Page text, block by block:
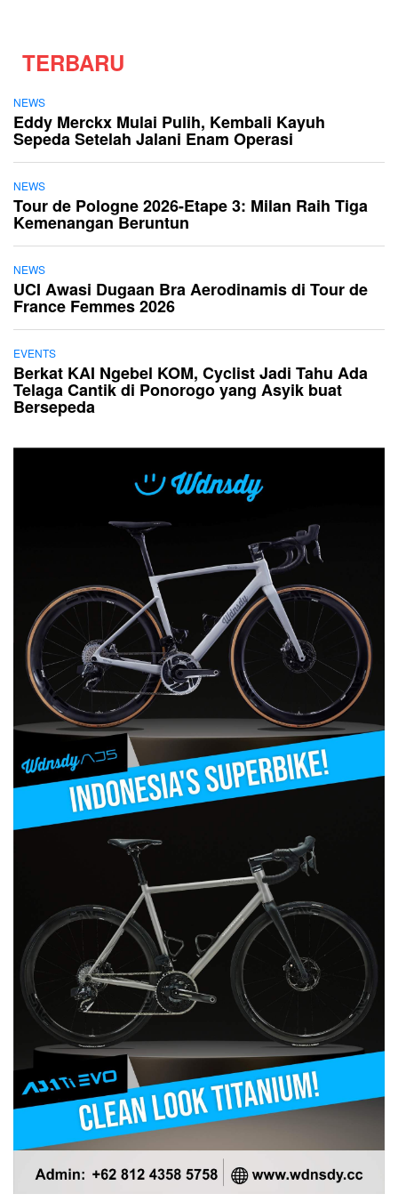
TERBARU
NEWS
Eddy Merckx Mulai Pulih, Kembali Kayuh
Sepeda Setelah Jalani Enam Operasi
NEWS
Tour de Pologne 2026-Etape 3: Milan Raih Tiga
Kemenangan Beruntun
NEWS
UCI Awasi Dugaan Bra Aerodinamis di Tour de
France Femmes 2026
EVENTS
Berkat KAI Ngebel KOM, Cyclist Jadi Tahu Ada
Telaga Cantik di Ponorogo yang Asyik buat
Bersepeda